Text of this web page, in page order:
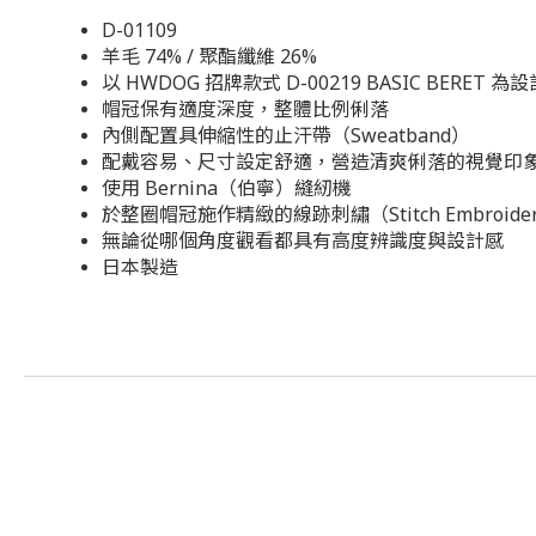
D-01109
羊毛 74% / 聚酯纖維 26%
以 HWDOG 招牌款式 D-00219 BASIC BERET 為設
帽冠保有適度深度，整體比例俐落
內側配置具伸縮性的止汗帶（Sweatband）
配戴容易、尺寸設定舒適，營造清爽俐落的視覺印
使用 Bernina（伯寧）縫紉機
於整圈帽冠施作精緻的線跡刺繡（Stitch
無論從哪個角度觀看都具有高度辨識度與設計感
日本製造